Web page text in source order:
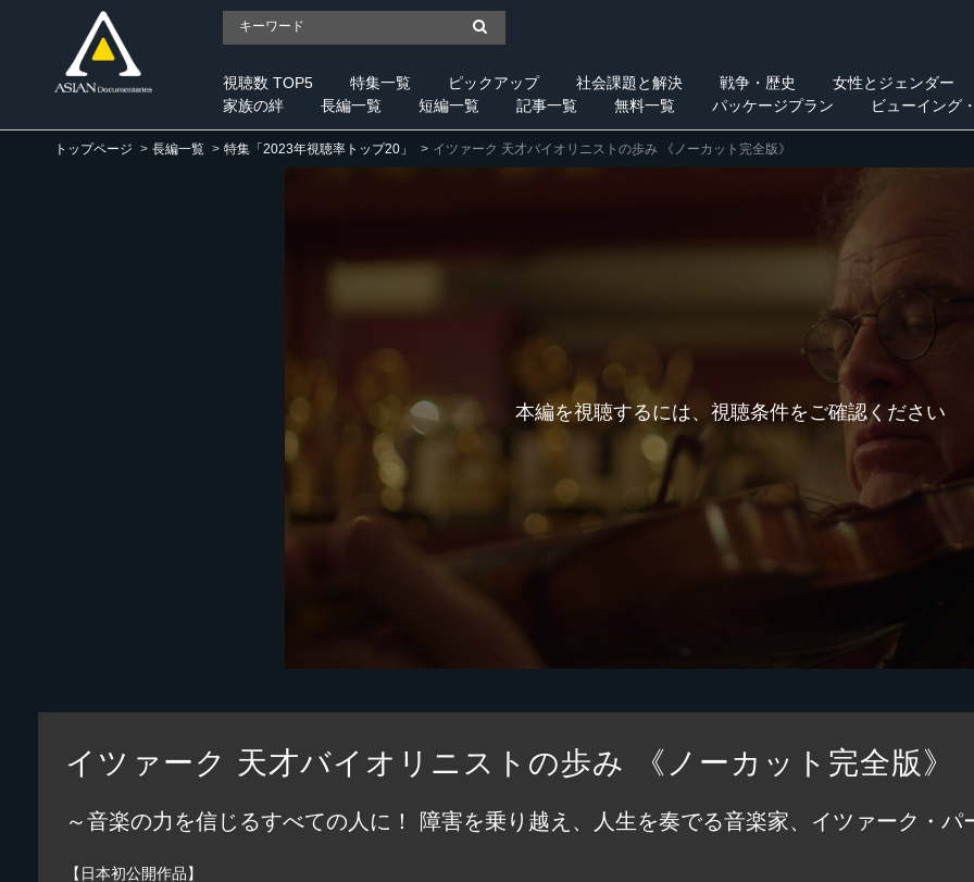
視聴数 TOP5 特集一覧 ピックアップ 社会課題と解決 戦争・歴史 女性とジェンダー
家族の絆
長編一覧 短編一覧 記事一覧 無料一覧 パッケージプラン ビューイング
トップページ 長編一覧 特集「2023年視聴率トップ20」 イツァーク 天才バイオリニストの歩み 《ノーカット完全版》
本編を視聴するには、視聴条件をご確認ください
イツァーク 天才バイオリニストの歩み 《ノーカット完全版》
～音楽の力を信じるすべての人に！ 障害を乗り越え、人生を奏でる音楽家、イツァーク・パ
【日本初公開作品】